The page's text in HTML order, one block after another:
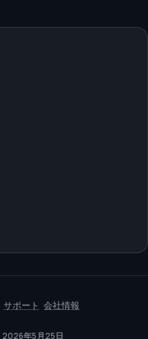
サポート 会社情報
2026年5月25日